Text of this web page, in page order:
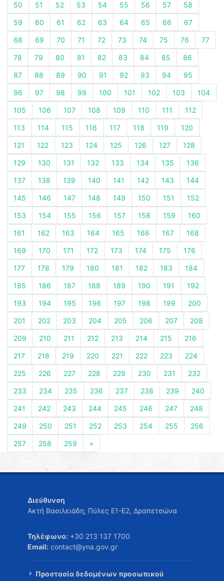
50 51 52 53 54 55 56 57 58
59 60 61 62 63 64 65 66 67
68 69 70 71 72 73 74 75 76 77
78 79 80 81 82 83 84 85 86
87 88 89 90 91 92 93 94 95
96 97 98 99 100 101 102 103 104
105 106 107 108 109 110 111 112
113 114 115 116 117 118 119 120
121 122 123 124 125 126 127 128
129 130 131 132 133 134 135 136
137 138 139 140 141 142 143 144
145 146 147 148 149 150 151 152
153 154 155 156 157 158 159 160
161 162 163 164 165 166 167 168
169 170 171 172 173 174 175 176
177 178 179 180 181 182 183 184
185 186 187 188 189 190 191 192
193 194 195 196 197 198 199 200
201 202 203 204 205 206 207 208
209 210 211 212 213 214 215 216
217 218 219 220 221 222 223 224
225 226 227 228 229 230 231 232
233 234 235 236 237 238 239 240
241 242 243 244 245 246 247 248
249 250 251 252 253 254 255 256
257 258 259 »
Διεύθυνση
Ακτή Βασιλειάδη, Πύλες Ε1-Ε2, Δραπετσώνα
Τηλέφωνο: +30 213 137 1700
Email: contact@yna.gov.gr
Προστασία δεδομένων προσωπικού